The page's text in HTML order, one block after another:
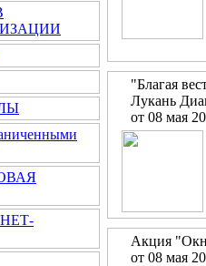
"Благая
Лукань
от 08 мая
Акция
от 08 мая